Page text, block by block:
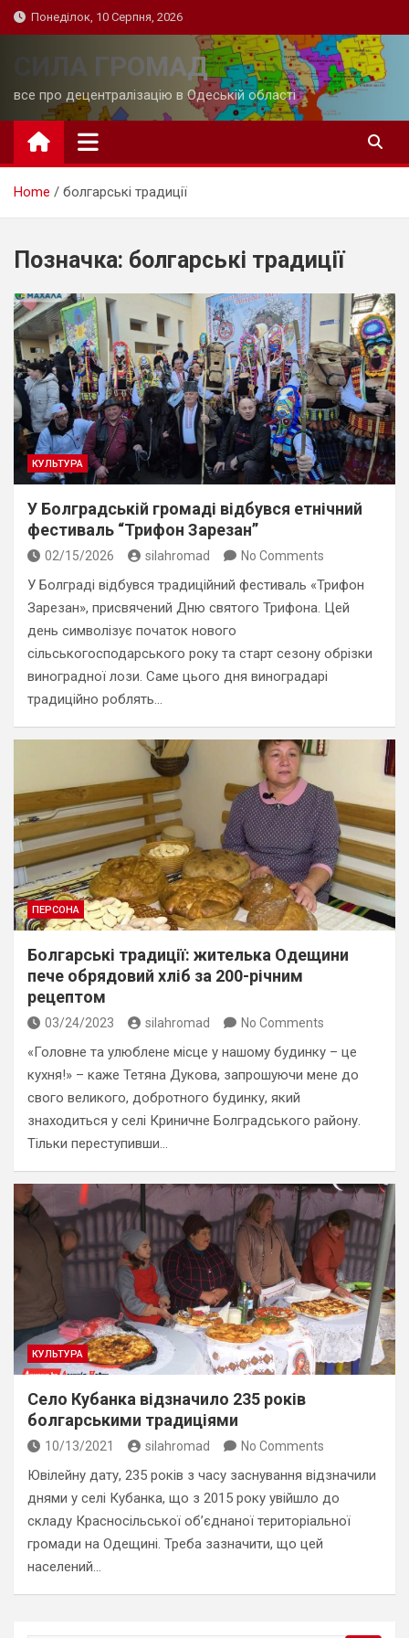
Skip
to
Понеділок, 10 Серпня, 2026
СИЛА ГРОМАД
все про децентралізацію в Одеській області
Home болгарські традиції
Позначка: болгарські традиції
КУЛЬТУРА
У Болградській громаді відбувся етнічний
фестиваль “Трифон Зарезан”
02/15/2026 silahromad No Comments
У Болграді відбувся традиційний фестиваль «Трифон
Зарезан», присвячений Дню святого Трифона. Цей
день символізує початок нового
сільськогосподарського року та старт сезону обрізки
виноградної лози. Саме цього дня виноградарі
традиційно роблять…
ПЕРСОНА
Болгарські традиції: жителька Одещини
пече обрядовий хліб за 200-річним
рецептом
03/24/2023 silahromad No Comments
«Головне та улюблене місце у нашому будинку – це
кухня!» – каже Тетяна Дукова, запрошуючи мене до
свого великого, добротного будинку, який
знаходиться у селі Криничне Болградського району.
Тільки переступивши…
КУЛЬТУРА
Село Кубанка відзначило 235 років
болгарськими традиціями
10/13/2021 silahromad No Comments
Ювілейну дату, 235 років з часу заснування відзначили
днями у селі Кубанка, що з 2015 року увійшло до
складу Красносільської об’єднаної територіальної
громади на Одещині. Треба зазначити, що цей
населений…